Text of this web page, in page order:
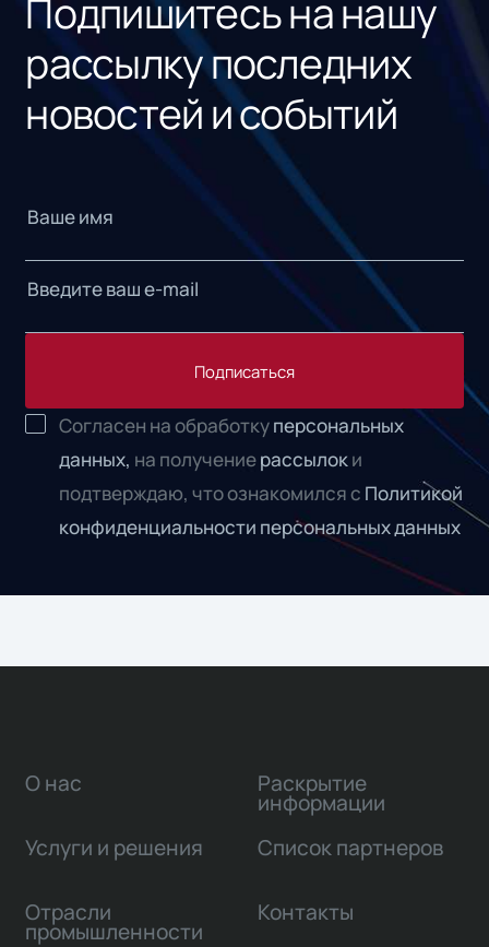
Подпишитесь на нашу
рассылку последних
новостей и событий
Подписаться
Согласен на обработкуперсональных
данных, на получениерассылоки
подтверждаю, что ознакомился с Политикой
конфиденциальности персональных данных
О нас
Услуги и решения
Отрасли
промышленности
Раскрытие
информации
Список партнеров
Контакты